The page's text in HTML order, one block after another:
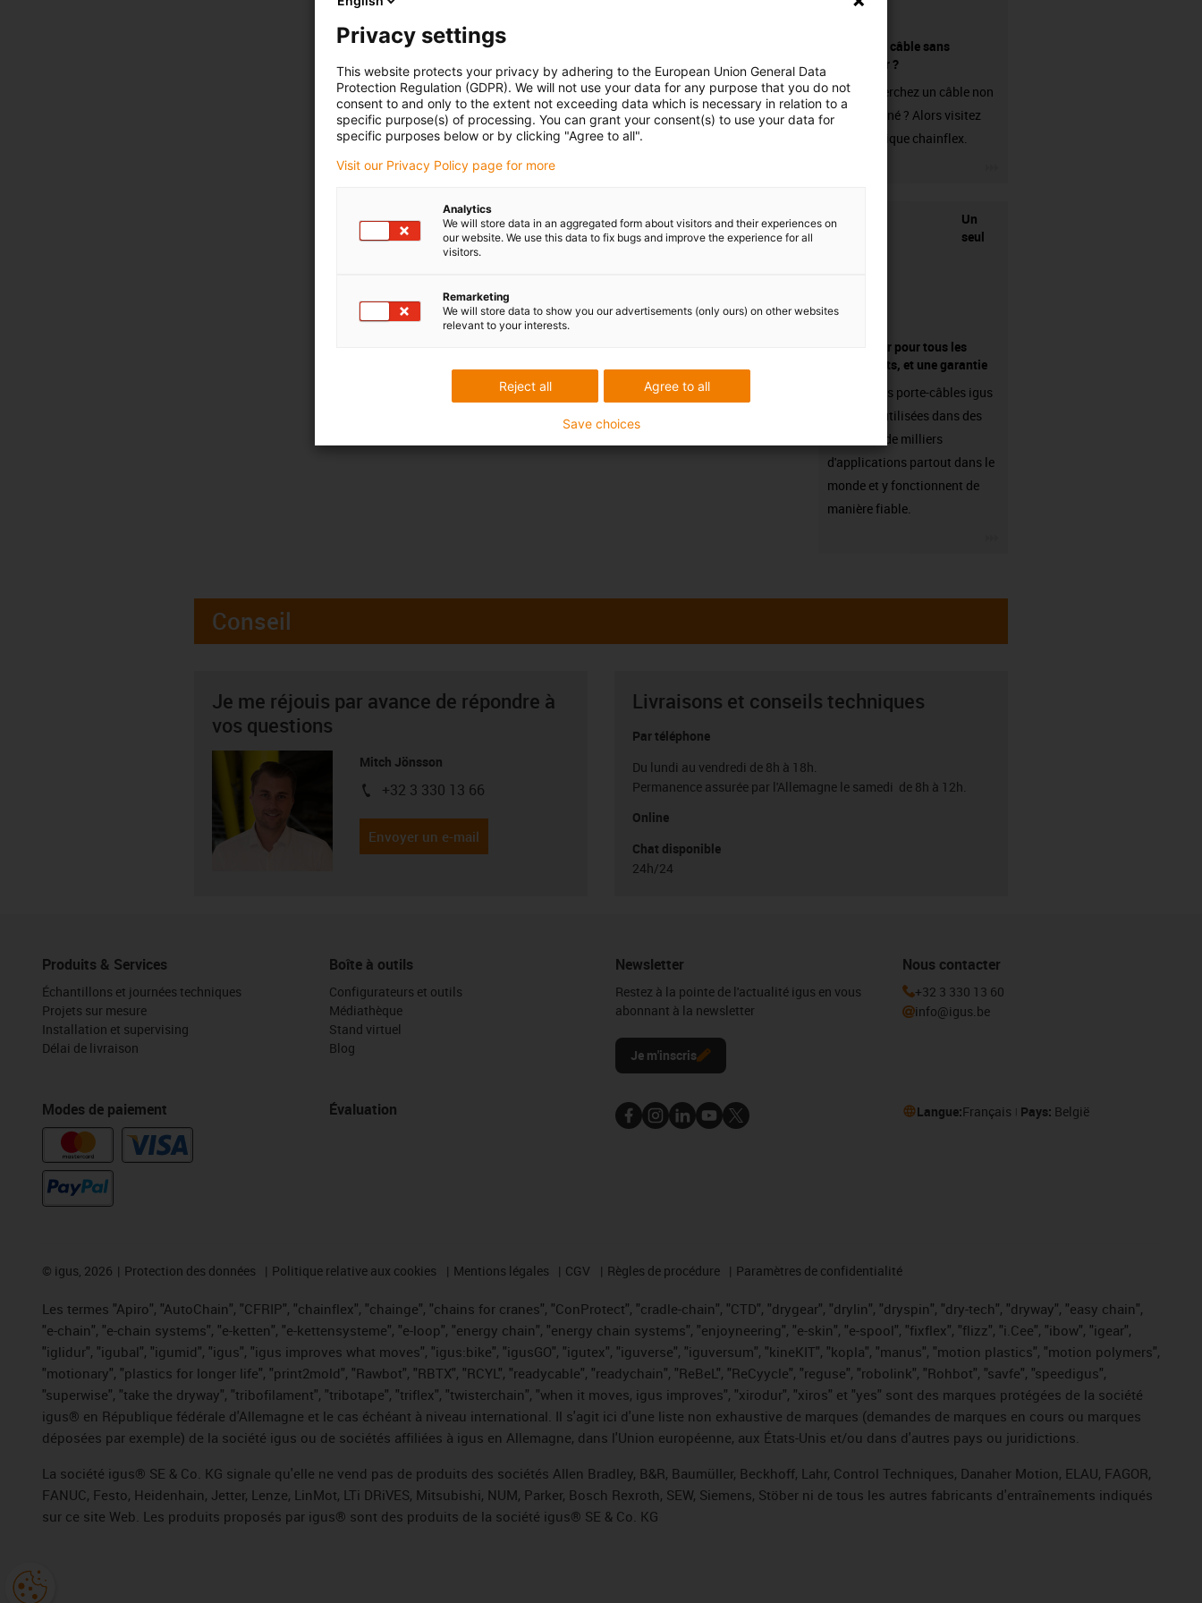
Acheter un câble sans
connecteur ?
Vous recherchez un câble non
confectionné ? Alors visitez
notre boutique chainflex.
Un
seul
fournisseur pour tous les
composants, et une garantie
Les chaînes porte-câbles igus
sont déjà utilisées dans des
centaines de milliers
d'applications partout dans le
monde et y fonctionnent de
manière fiable.
Conseil
Je me réjouis par avance de répondre à
vos questions
Mitch Jönsson
igus-icon-phone
+32 3 330 13 66
Envoyer un e-mail
Livraisons et conseils techniques
Par téléphone
Du lundi au vendredi de 8h à 18h.
Permanence assurée par l'Allemagne le samedi de 8h à 12h.
Online
Chat disponible
24h/24
Produits & Services
Échantillons et journées techniques
Projets sur mesure
Installation et supervising
Délai de livraison
Modes de paiement
Boîte à outils
Configurateurs et outils
Médiathèque
Stand virtuel
Blog
Évaluation
Newsletter
Restez à la pointe de l'actualité igus en vous
abonnant à la newsletter
Je m'inscris
Nous contacter
+32 3 330 13 60
info@igus.be
Langue:Français Pays: België
© igus, 2026 Protection des données Politique relative aux cookies Mentions légales CGV Règles de procédure Paramètres de confidentialité
Les termes "Apiro", "AutoChain", "CFRIP", "chainflex", "chainge", "chains for cranes", "ConProtect", "cradle-chain", "CTD", "drygear", "drylin", "dryspin", "dry-tech", "dryway", "easy chain",
"e-chain", "e-chain systems", "e-ketten", "e-kettensysteme", "e-loop", "energy chain", "energy chain systems", "enjoyneering", "e-skin", "e-spool", "fixflex", "flizz", "i.Cee", "ibow", "igear",
"iglidur", "igubal", "igumid", "igus", "igus improves what moves", "igus:bike", "igusGO", "igutex", "iguverse", "iguversum", "kineKIT", "kopla", "manus", "motion plastics", "motion polymers",
"motionary", "plastics for longer life", "print2mold", "Rawbot", "RBTX", "RCYL", "readycable", "readychain", "ReBeL", "ReCyycle", "reguse", "robolink", "Rohbot", "savfe", "speedigus",
"superwise", "take the dryway", "tribofilament", "tribotape", "triflex", "twisterchain", "when it moves, igus improves", "xirodur", "xiros" et "yes" sont des marques protégées de la société
igus® en République fédérale d'Allemagne et le cas échéant à niveau international. Il s'agit ici d'une liste non exhaustive de marques (demandes de marques en cours ou marques
déposées par exemple) de la société igus ou de sociétés affiliées à igus en Allemagne, dans l'Union européenne, aux États-Unis et/ou dans d'autres pays ou juridictions.
La société igus® SE & Co. KG signale qu'elle ne vend pas de produits des sociétés Allen Bradley, B&R, Baumüller, Beckhoff, Lahr, Control Techniques, Danaher Motion, ELAU, FAGOR,
FANUC, Festo, Heidenhain, Jetter, Lenze, LinMot, LTi DRiVES, Mitsubishi, NUM, Parker, Bosch Rexroth, SEW, Siemens, Stöber ni de tous les autres fabricants d'entraînements indiqués
sur ce site Web. Les produits proposés par igus® sont des produits de la société igus® SE & Co. KG
Privacy settings
This website protects your privacy by adhering to the European Union General Data
Protection Regulation (GDPR). We will not use your data for any purpose that you do not
consent to and only to the extent not exceeding data which is necessary in relation to a
specific purpose(s) of processing. You can grant your consent(s) to use your data for
specific purposes below or by clicking "Agree to all".
Visit our Privacy Policy page for more
Analytics
We will store data in an aggregated form about visitors and their experiences on
our website. We use this data to fix bugs and improve the experience for all
visitors.
Remarketing
We will store data to show you our advertisements (only ours) on other websites
relevant to your interests.
Agree to all
Reject all
Save choices